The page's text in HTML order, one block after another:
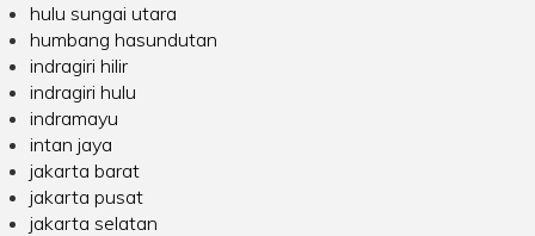
hulu sungai utara
humbang hasundutan
indragiri hilir
indragiri hulu
indramayu
intan jaya
jakarta barat
jakarta pusat
jakarta selatan